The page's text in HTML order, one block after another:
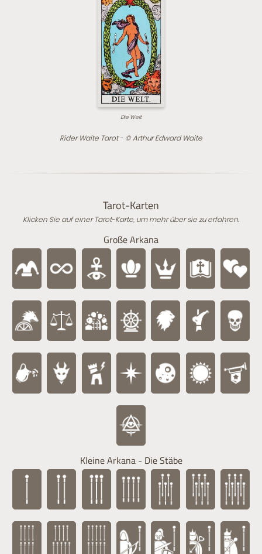
Die Welt
Rider Waite Tarot - © Arthur Edward Waite
Tarot-Karten
Klicken Sie auf einer Tarot-Karte, um mehr über sie zu erfahren.
Große Arkana
Kleine Arkana - Die Stäbe